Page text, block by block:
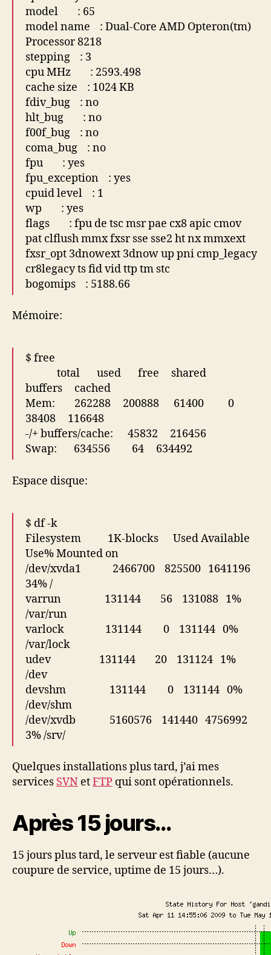
model : 65
model name : Dual-Core AMD Opteron(tm)
Processor 8218
stepping : 3
cpu MHz : 2593.498
cache size : 1024 KB
fdiv_bug : no
hlt_bug : no
f00f_bug : no
coma_bug : no
fpu : yes
fpu_exception : yes
cpuid level : 1
wp : yes
flags : fpu de tsc msr pae cx8 apic cmov
pat clflush mmx fxsr sse sse2 ht nx mmxext
fxsr_opt 3dnowext 3dnow up pni cmp_legacy
cr8legacy ts fid vid ttp tm stc
bogomips : 5188.66
Mémoire:
$ free
total used free shared
buffers cached
Mem: 262288 200888 61400 0
38408 116648
-/+ buffers/cache: 45832 216456
Swap: 634556 64 634492
Espace disque:
$ df -k
Filesystem 1K-blocks Used Available
Use% Mounted on
/dev/xvda1 2466700 825500 1641196
34% /
varrun 131144 56 131088 1%
/var/run
varlock 131144 0 131144 0%
/var/lock
udev 131144 20 131124 1%
/dev
devshm 131144 0 131144 0%
/dev/shm
/dev/xvdb 5160576 141440 4756992
3% /srv/
Quelques installations plus tard, j’ai mes
services SVN etFTP qui sont opérationnels.
Après 15 jours…
15 jours plus tard, le serveur est fiable (aucune
coupure de service, uptime de 15 jours…).